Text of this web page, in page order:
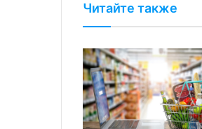
Читайте также